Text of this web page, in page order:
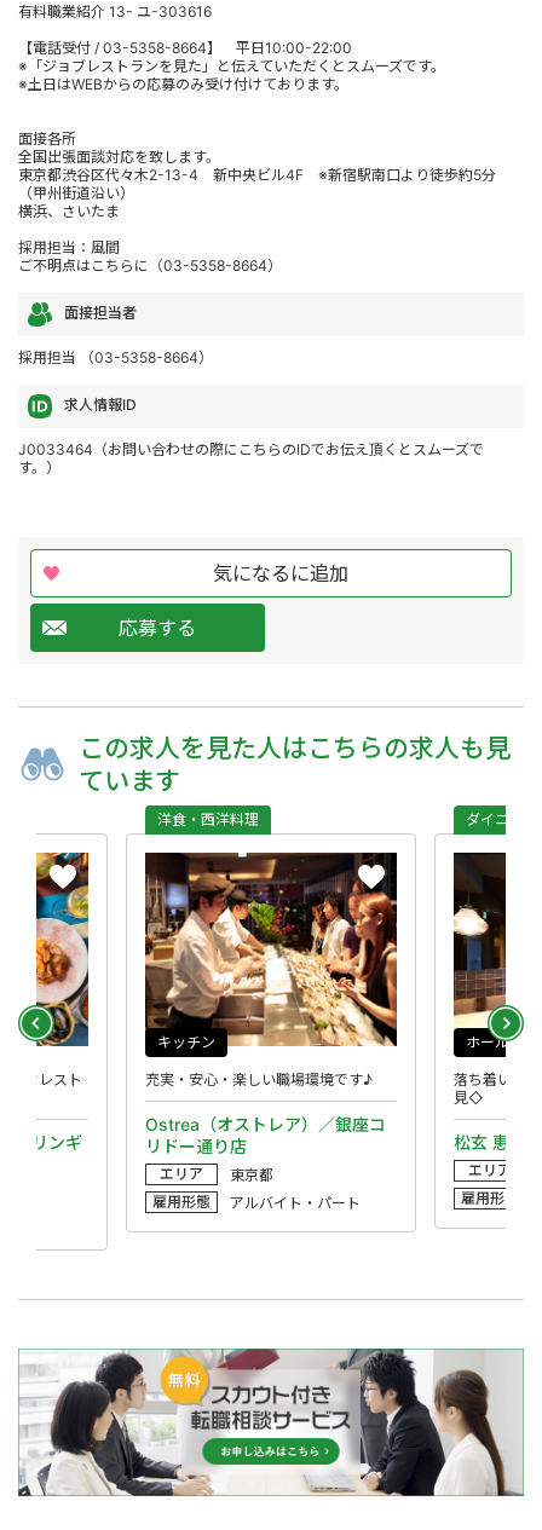
有料職業紹介 13- ユ-303616
【電話受付 / 03-5358-8664】 平日10:00-22:00
※「ジョブレストランを見た」と伝えていただくとスムーズです。
※土日はWEBからの応募のみ受け付けております。
面接各所
全国出張面談対応を致します。
東京都渋谷区代々木2-13-4 新中央ビル4F ※新宿駅南口より徒歩約5分
（甲州街道沿い）
横浜、さいたま
採用担当：風間
ご不明点はこちらに（03-5358-8664）
面接担当者
採用担当 （03-5358-8664）
求人情報ID
J0033464（お問い合わせの際にこちらのIDでお伝え頂くとスムーズで
す。）
気になるに追加
応募する
この求人を 見た人はこちらの求人も 見
ています
チリンギ
ードレスト
Ostrea（オストレア）／銀座コ
リドー通り店
充実・安心・楽しい職場環境です♪
洋食・西洋料理
キッチン
エリア
東京都
雇用形態
アルバイト・パート
松玄 恵比
落ち着いた
見◇
ダイニン
ホール
エリア
雇用形態